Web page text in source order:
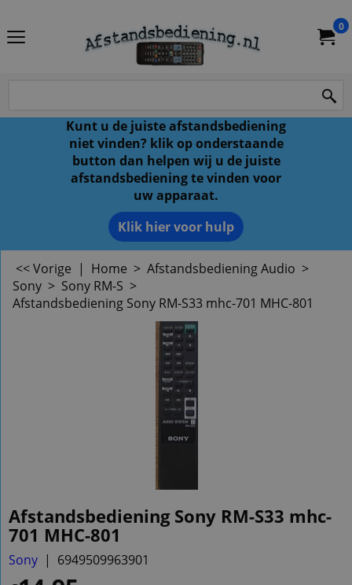
0
Kunt u de juiste afstandsbediening
niet vinden? klik op onderstaande
button dan helpen wij u de juiste
afstandsbediening te vinden voor
uw apparaat.
Klik hier voor hulp
<< Vorige | Home > Afstandsbediening Audio >
Sony > Sony RM-S >
Afstandsbediening Sony RM-S33 mhc-701 MHC-801
Afstandsbediening Sony RM-S33 mhc-
701 MHC-801
Sony 6949509963901